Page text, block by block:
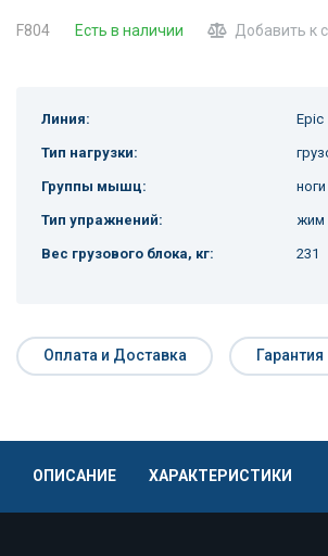
F804 Есть в наличии Добавить к
Линия: Epic
Тип нагрузки:
Группы мышц: ноги
Тип упражнений: жим
Вес грузового блока, кг: 231
Оплата и Доставка Гарантия
ОПИСАНИЕ ХАРАКТЕРИСТИКИ